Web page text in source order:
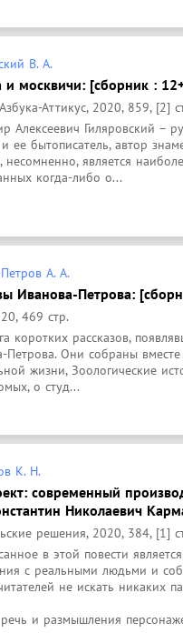
В. А.
и москвичи: [сборник :
Аттикус, 2020, 859, [2]
Алексеевич Гиляровский –
ее бытописатель, автор
несомненно, является
когда-либо о...
А. А.
Иванова-Петрова:
469 стр.
коротких рассказов,
Петрова. Они собраны
жизни, Зоологические
о студ...
К. Н.
современный
Николаевич
решения, 2020, 384, [1]
в этой повести
с реальными людьми и
не искать никаких
и размышления